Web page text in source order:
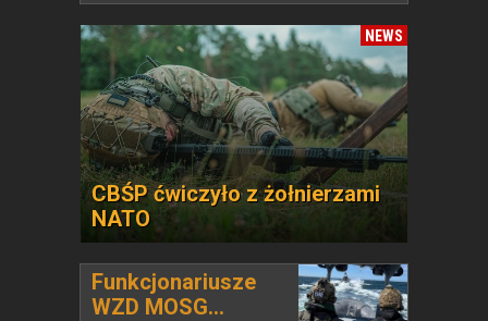
NEWS
CBŚP ćwiczyło z żołnierzami
NATO
Funkcjonariusze
WZD MOSG...